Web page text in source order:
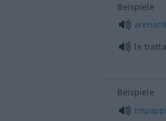
Beispiele
arenarsi
le
Beispiele